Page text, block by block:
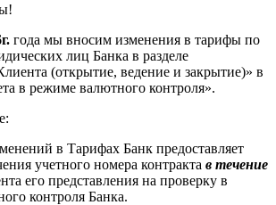
года мы вносим изменения в тарифы по
лиц Банка в разделе
(открытие, ведение и закрытие)» в
в режиме валютного контроля».
в Тарифах Банк предоставляет
учетного номера контракта в течение
его представления на проверку в
контроля Банка.